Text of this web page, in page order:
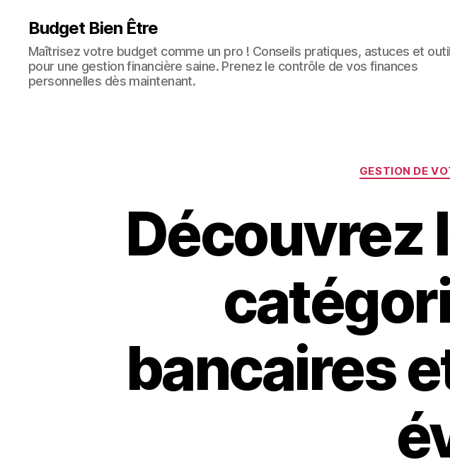
Budget Bien Être
Maîtrisez votre budget comme un pro ! Conseils pratiques, astuces et
pour une gestion financière saine. Prenez le contrôle de vos finances
personnelles dès maintenant.
GESTION DE
Découvrez
bancaires